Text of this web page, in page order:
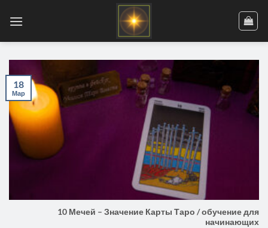
10 Мечей – Значение Карты Таро / обучение для
начинающих
18
Мар